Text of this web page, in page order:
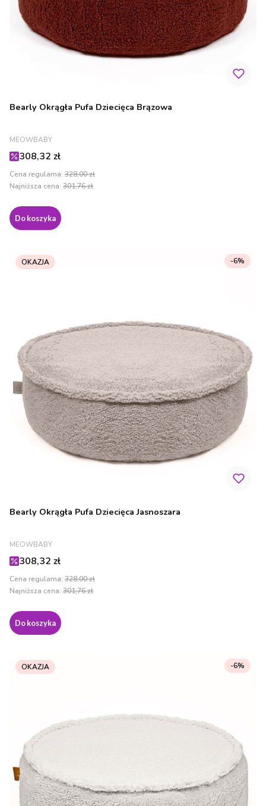
Bearly Okrągła Pufa Dziecięca Brązowa
PRODUCENT
MEOWBABY
Cena promocyjna
308,32 zł
Cena regularna: 328,00 zł
Najniższa cena: 301,76 zł
Do koszyka
OKAZJA
Bearly Okrągła Pufa Dziecięca Jasnoszara
PRODUCENT
MEOWBABY
Cena promocyjna
308,32 zł
Cena regularna: 328,00 zł
-6%
Najniższa cena: 301,76 zł
Do koszyka
OKAZJA -6%